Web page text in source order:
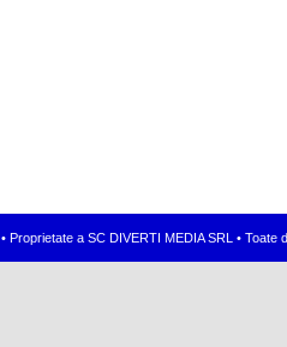
Proprietate a SC DIVERTI MEDIA SRL •